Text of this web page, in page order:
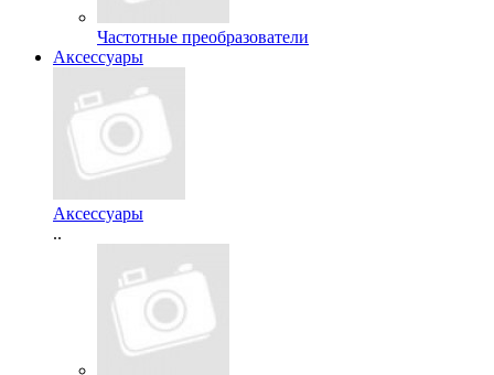
Частотные преобразователи
Аксессуары
Аксессуары
..